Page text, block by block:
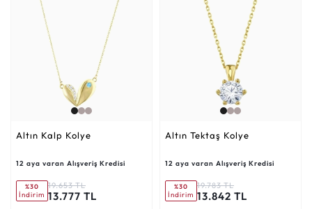
Altın Kalp Kolye
12 aya varan Alışveriş Kredisi
%30
İndirim
19.653 TL
13.777 TL
Altın Tektaş Kolye
12 aya varan Alışveriş Kredisi
%30
İndirim
19.783 TL
13.842 TL